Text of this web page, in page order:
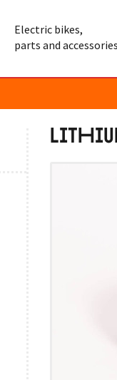
Electric bikes,
parts and accessories